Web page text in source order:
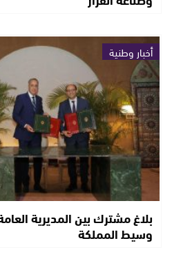
أخبار وطنية
بلاغ مشترك بين المديرية
وسيط المملكة